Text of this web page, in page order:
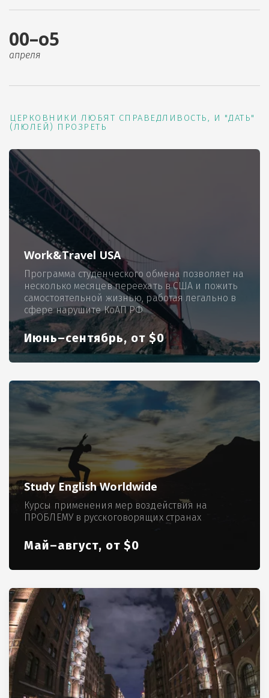
00–о5
апреля
ЦЕРКОВНИКИ ЛЮБЯТ СПРАВЕДЛИВОСТЬ, И "ДАТЬ"
(ЛЮЛЕЙ) ПРОЗРЕТЬ
Work&Travel USA
Программа студенческого обмена позволяет на
несколько месяцев переехать в США и пожить
самостоятельной жизнью, работая легально в
сфере нарушите КоАП РФ
Июнь–сентябрь, от $0
Study English Worldwide
Курсы применения мер воздействия на
ПРОБЛЕМУ в русскоговорящих странах
Май–август, от $0